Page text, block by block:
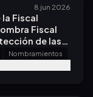
8 jun 2026
Fiscal
Fiscal
de las
de la
Jefe
Nombramientos